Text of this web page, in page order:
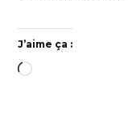
J’aime ça :
Chargement…